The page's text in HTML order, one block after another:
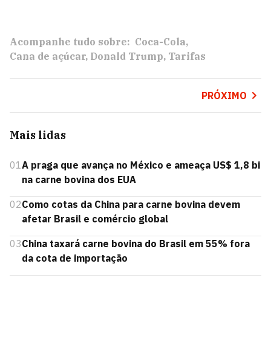
Acompanhe tudo sobre: Coca-Cola
Cana de açúcar Donald Trump Tarifas
PRÓXIMO
Mais lidas
01A praga que avança no México e ameaça US$ 1,8 bi
na carne bovina dos EUA
02Como cotas da China para carne bovina devem
afetar Brasil e comércio global
03China taxará carne bovina do Brasil em 55% fora
da cota de importação